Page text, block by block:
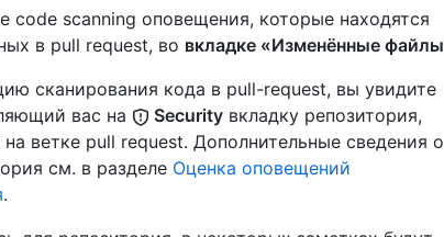
scanning оповещения, которые находятся
в pull request, во вкладке «Изменённые файлы
сканирования кода в pull-request, вы увидите
вас на
Security вкладку репозитория,
ветке pull request. Дополнительные сведения о
см. в разделе Оценка оповещений
.